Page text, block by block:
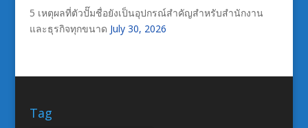
5 เหตุผลที่ตัวปั๊มชื่อยังเป็นอุปกรณ์สำคัญสำหรับสำนักงาน
และธุรกิจทุกขนาด July 30, 2026
Tag